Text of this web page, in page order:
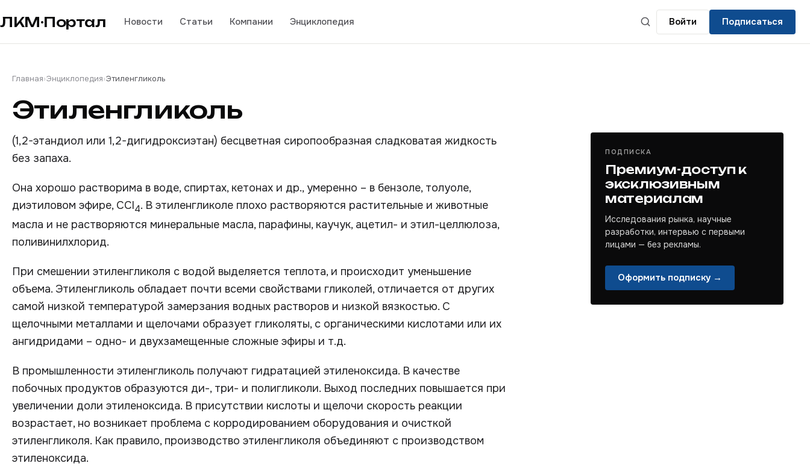
ЛКМ·Портал Новости Статьи Компании Энциклопедия Войти Подписаться
Главная›Энциклопедия›Этиленгликоль
Этиленгликоль
(1,2-этандиол или 1,2-дигидроксиэтан) бесцветная сиропообразная сладковатая жидкость
без запаха.
Она хорошо растворима в воде, спиртах, кетонах и др., умеренно – в бензоле, толуоле,
диэтиловом эфире, ССl4. В этиленгликоле плохо растворяются растительные и животные
масла и не растворяются минеральные масла, парафины, каучук, ацетил- и этил-целлюлоза,
поливинилхлорид.
При смешении этиленгликоля с водой выделяется теплота, и происходит уменьшение
объема. Этиленгликоль обладает почти всеми свойствами гликолей, отличается от других
самой низкой температурой замерзания водных растворов и низкой вязкостью. С
щелочными металлами и щелочами образует гликоляты, с органическими кислотами или их
ангидридами – одно- и двухзамещенные сложные эфиры и т.д.
В промышленности этиленгликоль получают гидратацией этиленоксида. В качестве
побочных продуктов образуются ди-, три- и полигликоли. Выход последних повышается при
увеличении доли этиленоксида. В присутствии кислоты и щелочи скорость реакции
возрастает, но возникает проблема с корродированием оборудования и очисткой
этиленгликоля. Как правило, производство этиленгликоля объединяют с производством
этиленоксида.
ПОДПИСКА
Премиум-доступ к
эксклюзивным
материалам
Исследования рынка, научные
разработки, интервью с первыми
лицами — без рекламы.
Оформить подписку →